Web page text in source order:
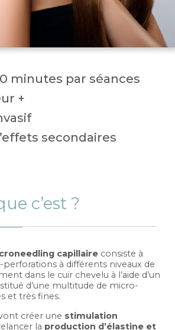
minutes par séances
+
secondaires
c’est ?
capillaire consiste à
à différents niveaux de
dans le cuir chevelu à l’aide d’un
d’une multitude de micro-
et très fines.
créer une stimulation
la production d’élastine et